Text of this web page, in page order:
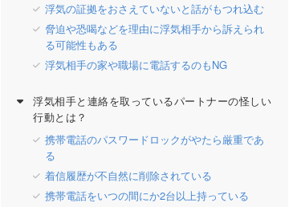
浮気の証拠をおさえていないと話がもつれ込む
脅迫や恐喝などを理由に浮気相手から訴えられ
る可能性もある
浮気相手の家や職場に電話するのもNG
浮気相手と連絡を取っているパートナーの怪しい
行動とは？
携帯電話のパスワードロックがやたら厳重であ
る
着信履歴が不自然に削除されている
携帯電話をいつの間にか2台以上持っている